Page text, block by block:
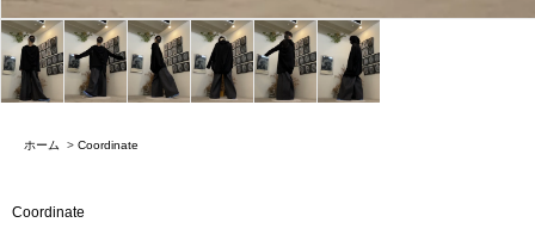
ホーム > Coordinate
Coordinate